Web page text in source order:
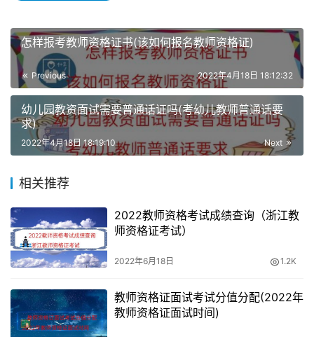
二、教师资格面试
笔试考试科目全部及格通过之后，即可报名面试。大部分省
份一年2次面试考试，上半年安排在5月份，下半年安排在
次年1月份。
三、普通话水平测试
考生，普通话考试成绩达到二级甲等为合格；申请其他学科
教师资格的考生，普通话考试成绩达到二级乙等即为合格。
四、教师资格认定
通过资格认定的考生即可获得教师资格证。
怎样报考教师资格证书(该如何报名教师资格证)
Previous 2022年4月18日 18:12:32
幼儿园教资面试需要普通话证吗(考幼儿教师普通话要
求)
Next
2022年4月18日 18:19:10
相关推荐
2022教师资格考试成绩查询（浙江教
师资格证考试）
2022年6月18日 1.2K
教师资格证面试考试分值分配(2022年
教师资格证面试时间)